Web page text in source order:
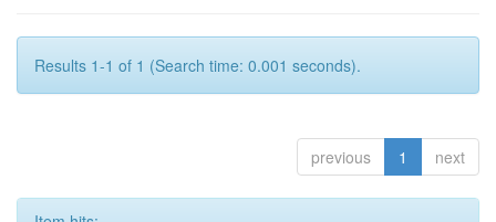
Results 1-1 of 1 (Search time: 0.001 seconds).
previous 1 next